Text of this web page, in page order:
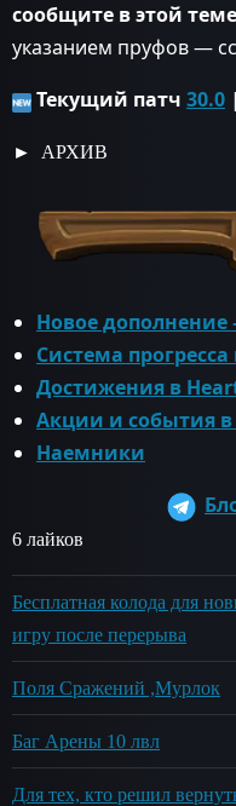
сообщите в этой
указанием пруфов —
Текущий патч 30.0
АРХИВ
Новое дополнение
Система
Достижения в
Акции и события в
Наемники
6 лайков
Бесплатная колода для
игру после перерыва
Поля Сражений ,Мурлок
Баг Арены 10 лвл
Для тех, кто решил